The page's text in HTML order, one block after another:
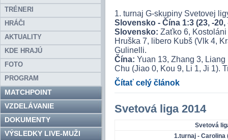
TRÉNERI
HRÁČI
AKTUALITY
KDE HRAJÚ
FOTO
PROGRAM
MATCHPOINT
VZDELÁVANIE
DOKUMENTY
VÝSLEDKY LIVE-MUŽI
1. turnaj G-skupiny Svetovej
Slovensko - Čína 1:3 (23, -20,
Slovensko: Zaťko 6,
Hruška 7, libero Kubš (Vlk 4,
Gulinelli.
Čína: Yuan 13, Zhang 3,
Chu (Jiao 0, Kou 9, Li 1, Ji 1).
Čítať celý článok
Svetová liga 2014
Svetová
1.turnaj - Carolina